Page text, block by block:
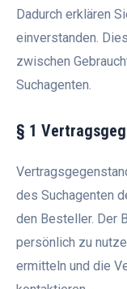
Dadurch erklären
einverstanden.
zwischen
Suchagenten.
§ 1
des Suchagenten
den Besteller. Der
persönlich zu
ermitteln und die